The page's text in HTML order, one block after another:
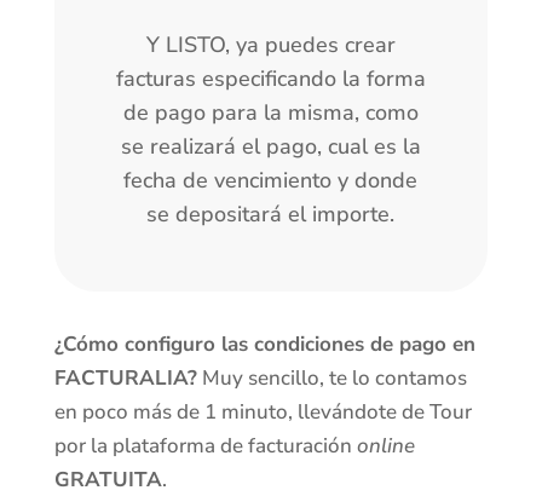
Y LISTO, ya puedes crear
facturas especificando la forma
de pago para la misma, como
se realizará el pago, cual es la
fecha de vencimiento y donde
se depositará el importe.
¿Cómo configuro las condiciones de pago en
FACTURALIA?Muy sencillo, te lo contamos
en poco más de 1 minuto, llevándote de Tour
por la plataforma de facturación online
GRATUITA.